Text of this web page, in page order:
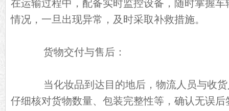
在运输过程中，配备实时监控设备，随时掌握
情况，一旦出现异常，及时采取补救措施。
货物交付与售后：
当化妆品到达目的地后，物流人员与收货
仔细核对货物数量、包装完整性等，确认无误